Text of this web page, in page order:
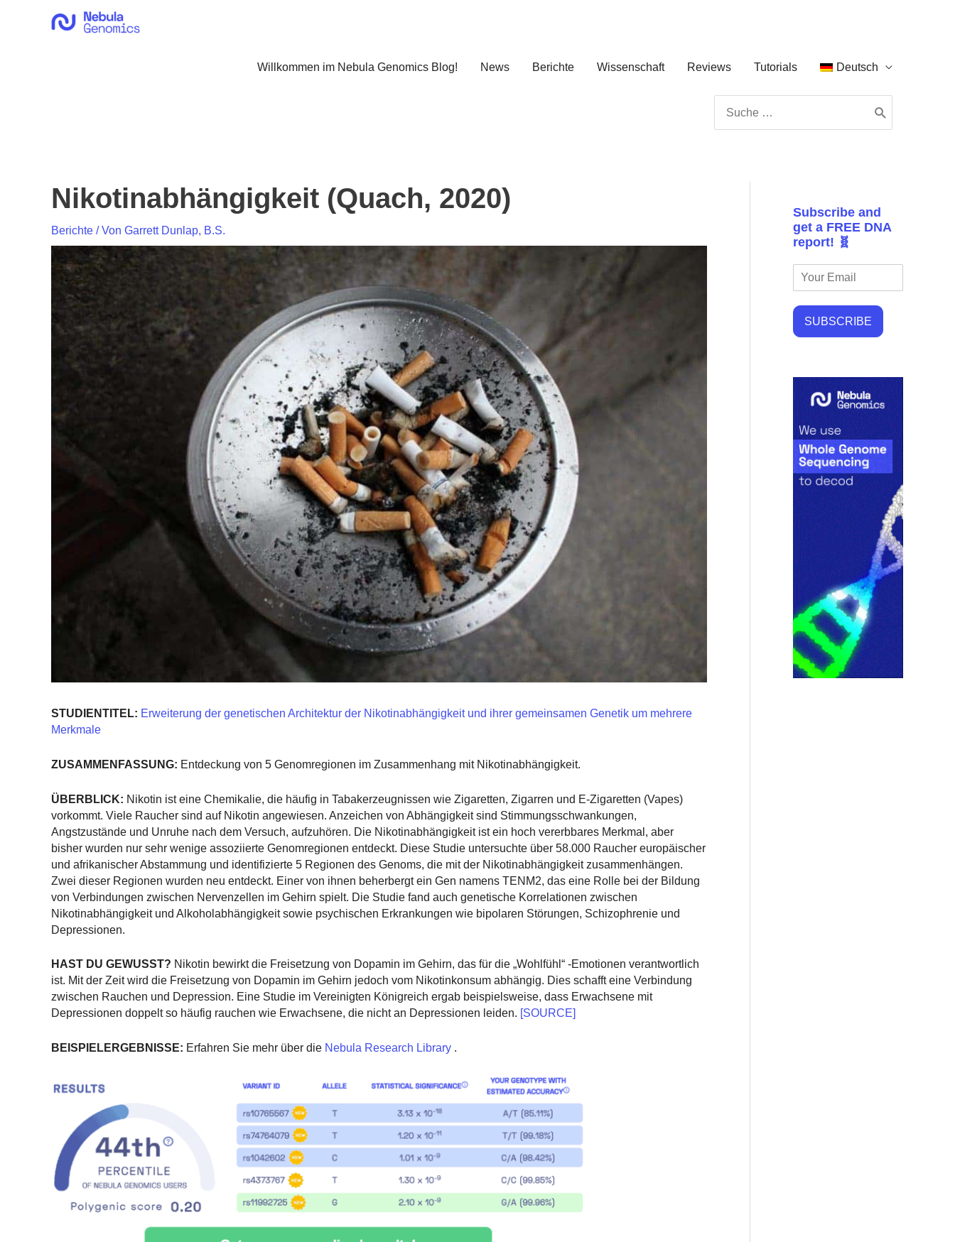
Willkommen im Nebula Genomics Blog! News Berichte Wissenschaft Reviews Tutorials Deutsch
for:
Nikotinabhängigkeit (Quach, 2020)
Berichte / Von Garrett Dunlap, B.S.
STUDIENTITEL: Erweiterung der genetischen Architektur der Nikotinabhängigkeit und ihrer gemeinsamen Genetik um mehrere
Merkmale
ZUSAMMENFASSUNG: Entdeckung von 5 Genomregionen im Zusammenhang mit Nikotinabhängigkeit.
ÜBERBLICK: Nikotin ist eine Chemikalie, die häufig in Tabakerzeugnissen wie Zigaretten, Zigarren und E-Zigaretten (Vapes)
vorkommt. Viele Raucher sind auf Nikotin angewiesen. Anzeichen von Abhängigkeit sind Stimmungsschwankungen,
Angstzustände und Unruhe nach dem Versuch, aufzuhören. Die Nikotinabhängigkeit ist ein hoch vererbbares Merkmal, aber
bisher wurden nur sehr wenige assoziierte Genomregionen entdeckt. Diese Studie untersuchte über 58.000 Raucher europäischer
und afrikanischer Abstammung und identifizierte 5 Regionen des Genoms, die mit der Nikotinabhängigkeit zusammenhängen.
Zwei dieser Regionen wurden neu entdeckt. Einer von ihnen beherbergt ein Gen namens TENM2, das eine Rolle bei der Bildung
von Verbindungen zwischen Nervenzellen im Gehirn spielt. Die Studie fand auch genetische Korrelationen zwischen
Nikotinabhängigkeit und Alkoholabhängigkeit sowie psychischen Erkrankungen wie bipolaren Störungen, Schizophrenie und
Depressionen.
HAST DU GEWUSST? Nikotin bewirkt die Freisetzung von Dopamin im Gehirn, das für die „Wohlfühl“ -Emotionen verantwortlich
ist. Mit der Zeit wird die Freisetzung von Dopamin im Gehirn jedoch vom Nikotinkonsum abhängig. Dies schafft eine Verbindung
zwischen Rauchen und Depression. Eine Studie im Vereinigten Königreich ergab beispielsweise, dass Erwachsene mit
Depressionen doppelt so häufig rauchen wie Erwachsene, die nicht an Depressionen leiden. [SOURCE]
BEISPIELERGEBNISSE: Erfahren Sie mehr über die Nebula Research Library .
Subscribe and
get a FREE DNA
report! 🧬
SUBSCRIBE